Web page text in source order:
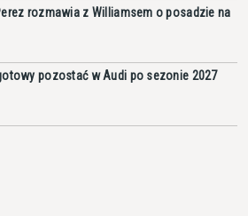
rozmawia z Williamsem o posadzie na
pozostać w Audi po sezonie 2027